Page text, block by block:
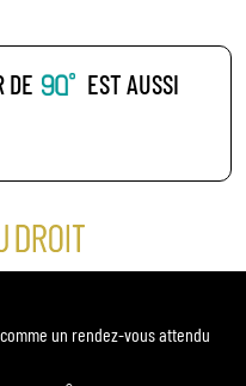
DE
EST AUSSI
un rendez-vous attendu